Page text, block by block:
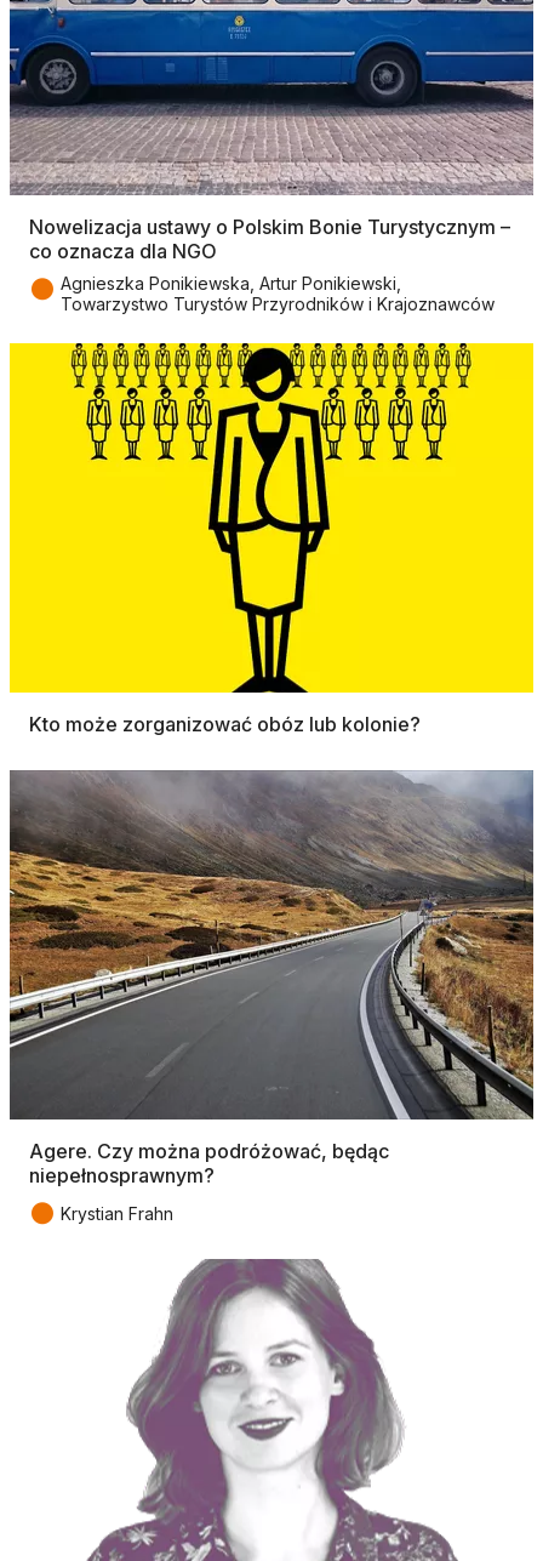
Nowelizacja ustawy o Polskim Bonie Turystycznym –
co oznacza dla NGO
● Agnieszka Ponikiewska, Artur Ponikiewski,
Towarzystwo Turystów Przyrodników i Krajoznawców
Kto może zorganizować obóz lub kolonie?
Agere. Czy można podróżować, będąc
niepełnosprawnym?
● Krystian Frahn